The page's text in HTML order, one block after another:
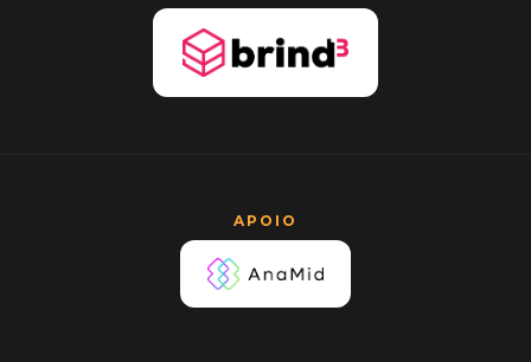
APOIO